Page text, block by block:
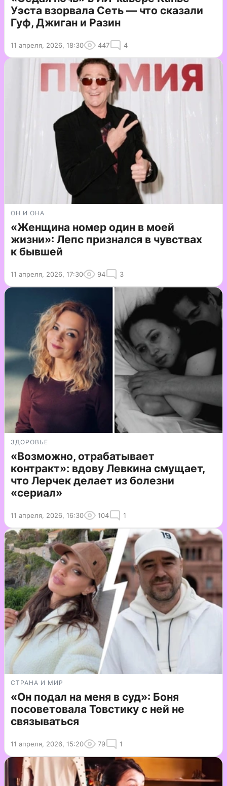
Уэста взорвала Сеть — что сказали
Гуф, Джиган и Разин
11 апреля, 2026, 18:30 447 4
ОН И ОНА
«Женщина номер один в моей
жизни»: Лепс признался в чувствах
к бывшей
11 апреля, 2026, 17:30 94 3
ЗДОРОВЬЕ
«Возможно, отрабатывает
контракт»: вдову Левкина смущает,
что Лерчек делает из болезни
«сериал»
11 апреля, 2026, 16:30 104 1
СТРАНА И МИР
«Он подал на меня в суд»: Боня
посоветовала Товстику с ней не
связываться
11 апреля, 2026, 15:20 79 1